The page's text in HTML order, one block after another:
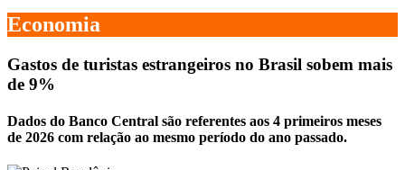
Economia
Gastos de turistas estrangeiros no Brasil sobem mais
de 9%
Dados do Banco Central são referentes aos 4 primeiros meses
de 2026 com relação ao mesmo período do ano passado.